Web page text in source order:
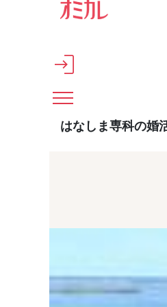
メインコンテンツへスキップ
はなしま専科の婚